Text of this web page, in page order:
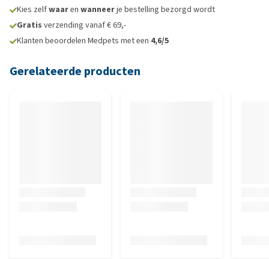
Kies zelfwaaren wanneerje bestelling bezorgd wordt
Gratis verzending vanaf € 69,-
Klanten beoordelen Medpets met een 4,6/5
Gerelateerde producten